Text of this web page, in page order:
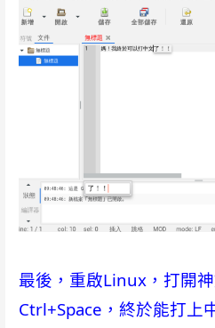
最後，重啟Linux，打開神
Ctrl+Space，終於能打上